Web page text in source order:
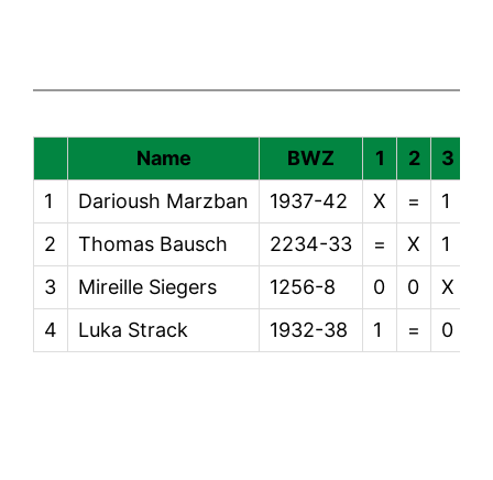
Name BWZ 1 2 3
1
Darioush Marzban 1937-42 X = 1
2
Thomas Bausch 2234-33 = X 1
3
Mireille Siegers 1256-8 0 0 X
4
Luka Strack 1932-38 1 = 0